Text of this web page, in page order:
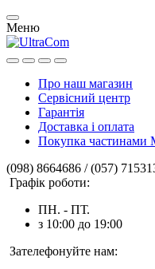
Меню
Про наш магазин
Сервісний центр
Гарантія
Доставка і оплата
Покупка частинами
(098) 8664686 / (057)
Графік роботи:
ПН. - ПТ.
з 10:00 до 19:00
Зателефонуйте нам: